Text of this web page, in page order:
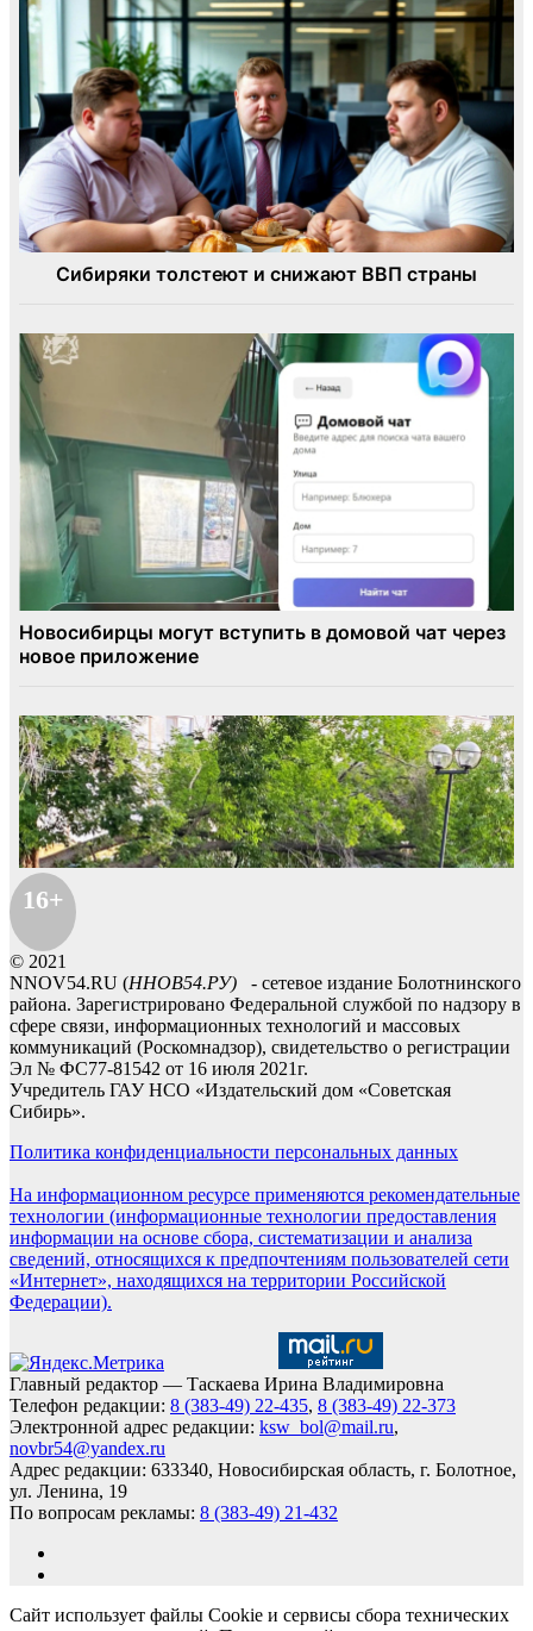
16+
© 2021
NNOV54.RU (ННОВ54.РУ) - сетевое издание Болотнинского
района. Зарегистрировано Федеральной службой по надзору в
сфере связи, информационных технологий и массовых
коммуникаций (Роскомнадзор), свидетельство о регистрации
Эл № ФС77-81542 от 16 июля 2021г.
Учредитель ГАУ НСО «Издательский дом «Советская
Сибирь».
Политика конфиденциальности персональных данных
На информационном ресурсе применяются рекомендательные
технологии (информационные технологии предоставления
информации на основе сбора, систематизации и анализа
сведений, относящихся к предпочтениям пользователей сети
«Интернет», находящихся на территории Российской
Федерации).
Главный редактор — Таскаева Ирина Владимировна
Телефон редакции: 8 (383-49) 22-435, 8 (383-49) 22-373
Электронной адрес редакции: ksw_bol@mail.ru,
novbr54@yandex.ru
Адрес редакции: 633340, Новосибирская область, г. Болотное,
ул. Ленина, 19
По вопросам рекламы: 8 (383-49) 21-432
Сайт использует файлы Cookie и сервисы сбора технических